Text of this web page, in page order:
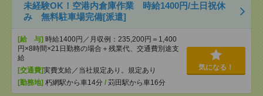
未経験OK！空港内倉庫作業 時給1400円/土日祝休
み 無料駐車場完備[派遣]
[給 与] 時給1400円／月収例：235,200円＝1,400
円×8時間×21日勤務の場合＋残業代、交通費別途支
給
[交通費]実費支給／当社規定あり。規定あり
[勤務地] 朽網駅から車14分 / 苅田駅から車16分
気になる！